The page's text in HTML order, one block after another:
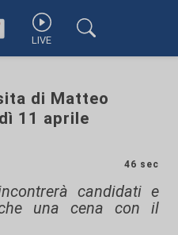
LIVE
di Matteo
11 aprile
46 sec
candidati e
una cena con il